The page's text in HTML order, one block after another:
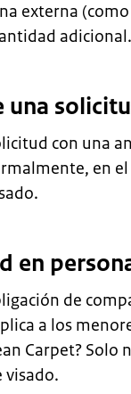
externa
adicional.
una
con una
en
en
de
a los
Carpet? Solo
visado.